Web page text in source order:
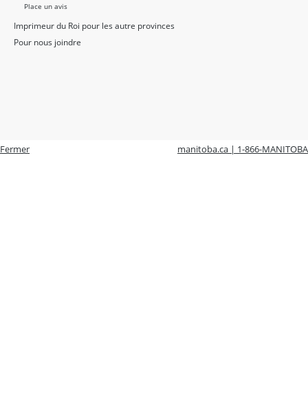
Place un avis
Imprimeur du Roi pour les autre provinces
Pour nous joindre
Fermer manitoba.ca | 1-866-MANITOBA